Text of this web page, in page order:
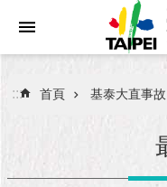
進
搜
::: 首頁 基泰大直事